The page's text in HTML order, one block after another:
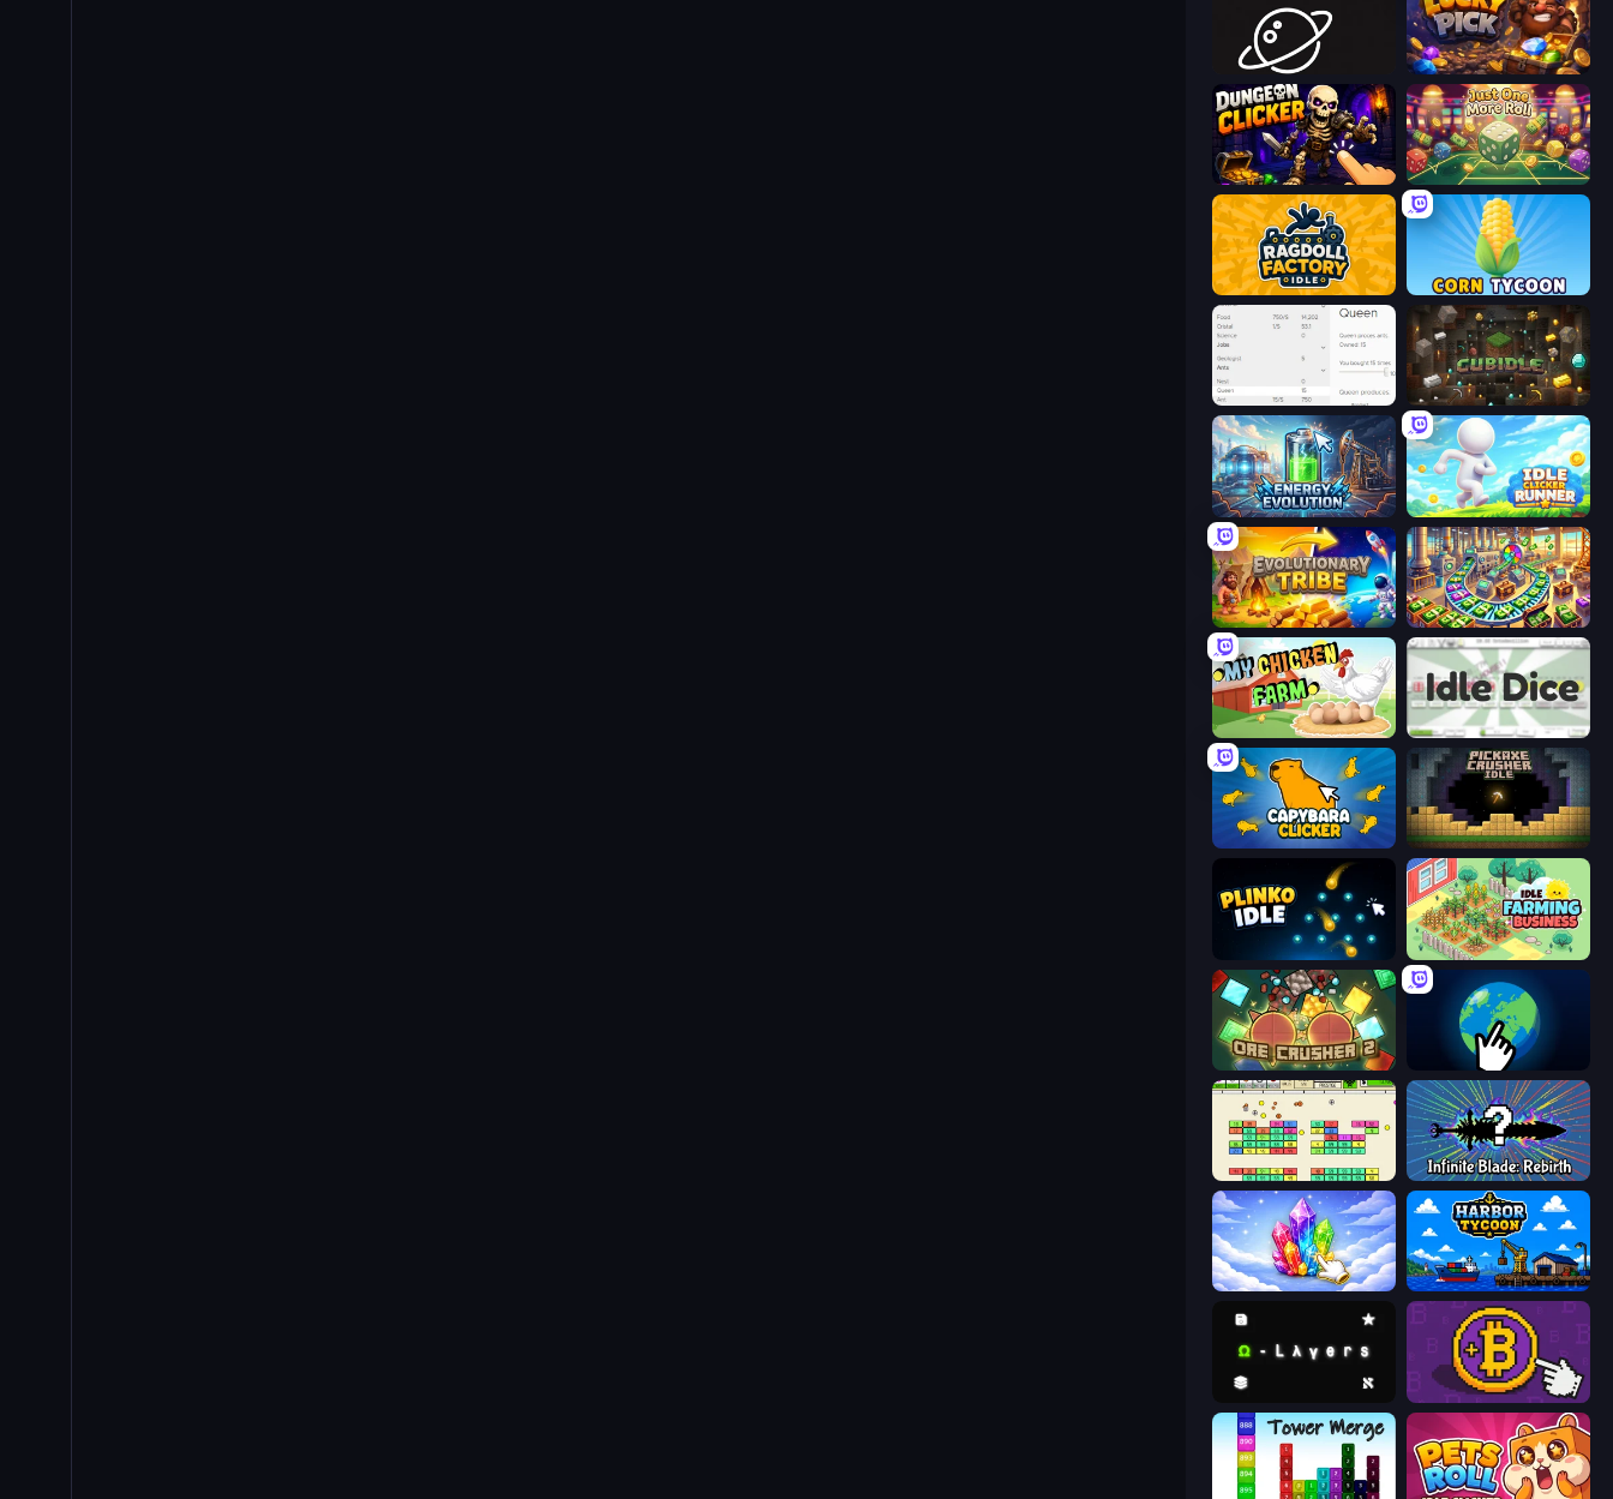
Space Company Lucky Pick
Dungeon Clicker Just One More Roll
Ragdoll Factory Idle Corn Tycoon
Idle Ants Cubidle
Energy Evolution Idle Clicker Runner
Evolutionary Tribe Money Factory: Tycoon Idle Game
My Chicken Farm Idle Dice
Capybara Clicker Pickaxe Crusher Idle
Plinko Idle Idle Farming Business
OreCrusher 2 Planet Clicker 2
Idle Breakout Infinite Blade: Rebirth
Crystalia Idle Clicker Harbor Tycoon
Omega Layers Money Maker